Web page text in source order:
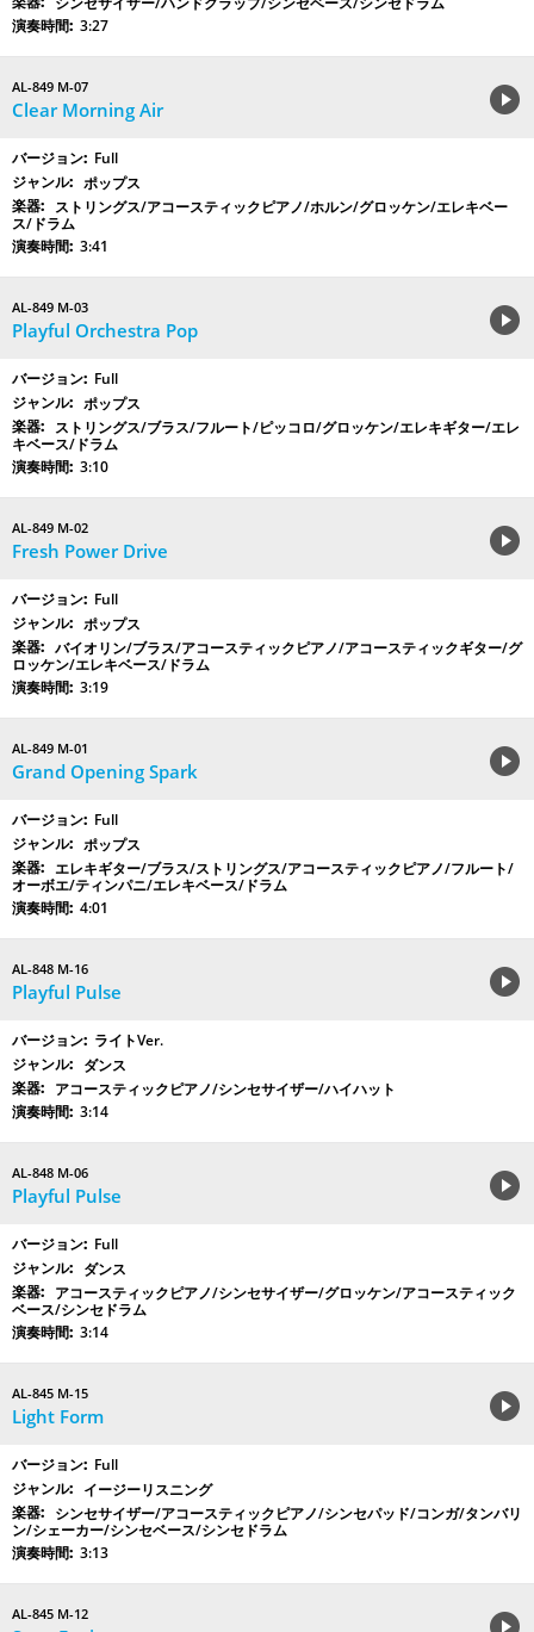
3:27
AL-849 M-07
Clear Morning Air
Full
ポップス
ストリングス/アコースティックピアノ/ホルン/グロッケン/エレキベー
ス/ドラム
3:41
AL-849 M-03
Playful Orchestra Pop
Full
ポップス
ストリングス/ブラス/フルート/ピッコロ/グロッケン/エレキギター/エレ
キベース/ドラム
3:10
AL-849 M-02
Fresh Power Drive
Full
ポップス
バイオリン/ブラス/アコースティックピアノ/アコースティックギター/グ
ロッケン/エレキベース/ドラム
3:19
AL-849 M-01
Grand Opening Spark
Full
ポップス
エレキギター/ブラス/ストリングス/アコースティックピアノ/フルート/
オーボエ/ティンパニ/エレキベース/ドラム
4:01
AL-848 M-16
Playful Pulse
ライトVer.
ダンス
アコースティックピアノ/シンセサイザー/ハイハット
3:14
AL-848 M-06
Playful Pulse
Full
ダンス
アコースティックピアノ/シンセサイザー/グロッケン/アコースティック
ベース/シンセドラム
3:14
AL-845 M-15
Light Form
Full
イージーリスニング
シンセサイザー/アコースティックピアノ/シンセパッド/コンガ/タンバリ
ン/シェーカー/シンセベース/シンセドラム
3:13
AL-845 M-12